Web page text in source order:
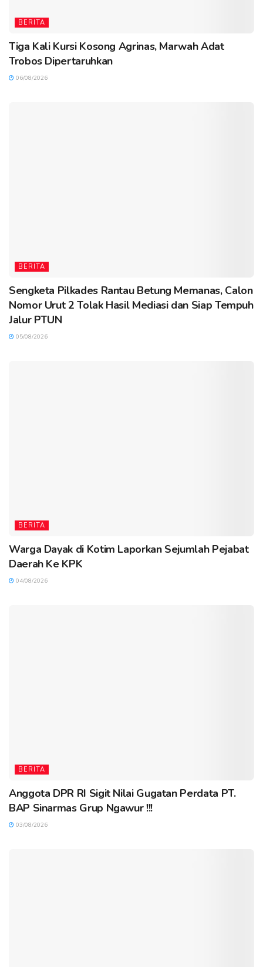
BERITA
Tiga Kali Kursi Kosong Agrinas, Marwah Adat
Trobos Dipertaruhkan
06/08/2026
BERITA
Sengketa Pilkades Rantau Betung Memanas, Calon
Nomor Urut 2 Tolak Hasil Mediasi dan Siap Tempuh
Jalur PTUN
05/08/2026
BERITA
Warga Dayak di Kotim Laporkan Sejumlah Pejabat
Daerah Ke KPK
04/08/2026
BERITA
Anggota DPR RI Sigit Nilai Gugatan Perdata PT.
BAP Sinarmas Grup Ngawur !!!
03/08/2026